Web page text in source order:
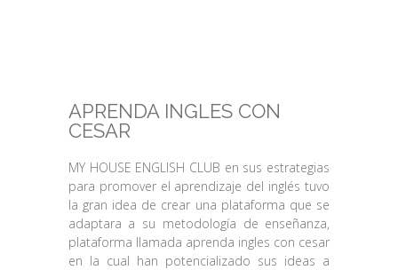
APRENDA INGLES CON
CESAR
MY HOUSE ENGLISH CLUB en sus estrategias
para promover el aprendizaje del inglés tuvo
la gran idea de crear una plataforma que se
adaptara a su metodología de enseñanza,
plataforma llamada aprenda ingles con cesar
en la cual han potencializado sus ideas a